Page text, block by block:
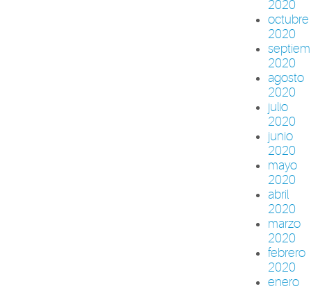
2020
octubre
2020
2020
agosto
2020
julio
2020
junio
2020
mayo
2020
abril
2020
marzo
2020
febrero
2020
enero